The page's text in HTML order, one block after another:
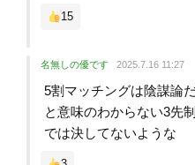
15
名無しの優です 2025.7.16 11:27
5割マッチングは陰謀論
と意味のわからない3先
では決してないような